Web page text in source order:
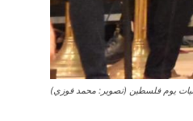
يوم فلسطين (تصوير: محمد فوزي)